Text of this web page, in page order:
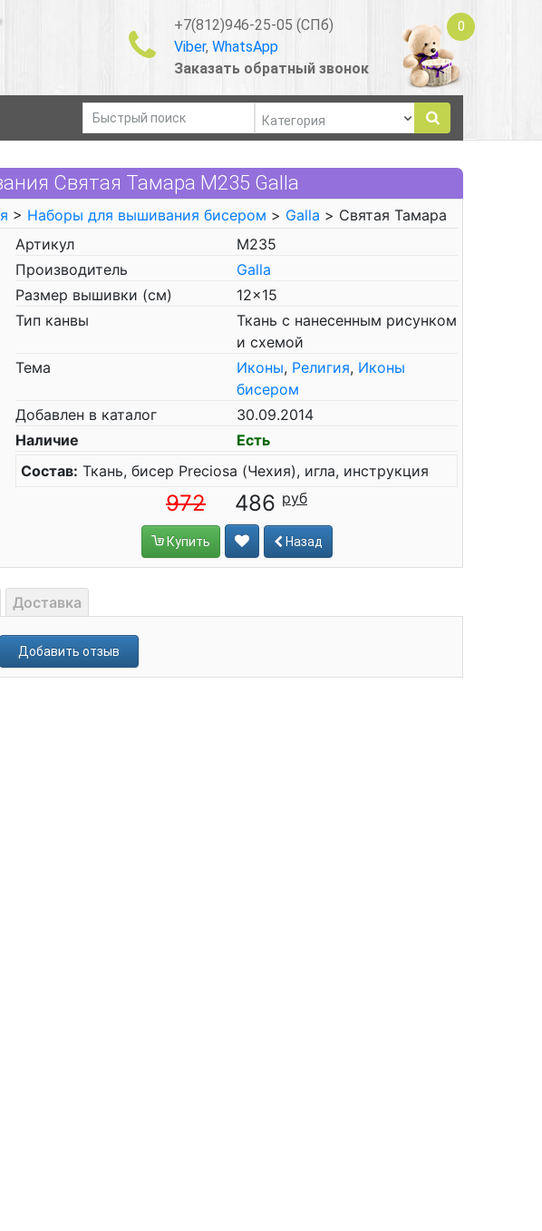
+7(812)946-25-05 (СПб)
Viber, WhatsApp
Заказать обратный звонок
0
Святая Тамара М235 Galla
> Наборы для вышивания бисером > Galla > Святая Тамара
Артикул
М235
Производитель
Galla
Размер вышивки (см)
12x15
Тип канвы
Ткань с нанесенным рисунком
и схемой
Тема
Иконы, Религия, Иконы
бисером
Добавлен в каталог
30.09.2014
Наличие
Есть
Состав: Ткань, бисер Preciosa (Чехия), игла, инструкция
972 486
Купить Назад
Доставка
Добавить отзыв